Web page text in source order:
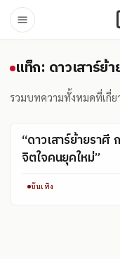
แท็ก: ดาวเ
แท็ก: ดาวเสาร์ย้
รวมบทความทั้งหมดที่เกี่ย
“ดาวเสาร์ย้ายราศี
จิตใจคนยุคใหม่”
บันเทิง